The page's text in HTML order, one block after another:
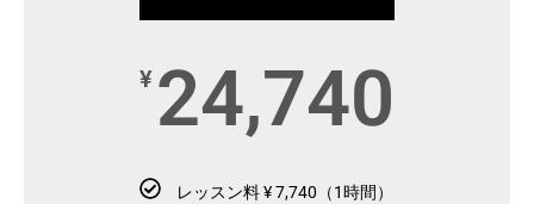
¥ 24,740
レッスン料 ¥ 7,740（1時間）